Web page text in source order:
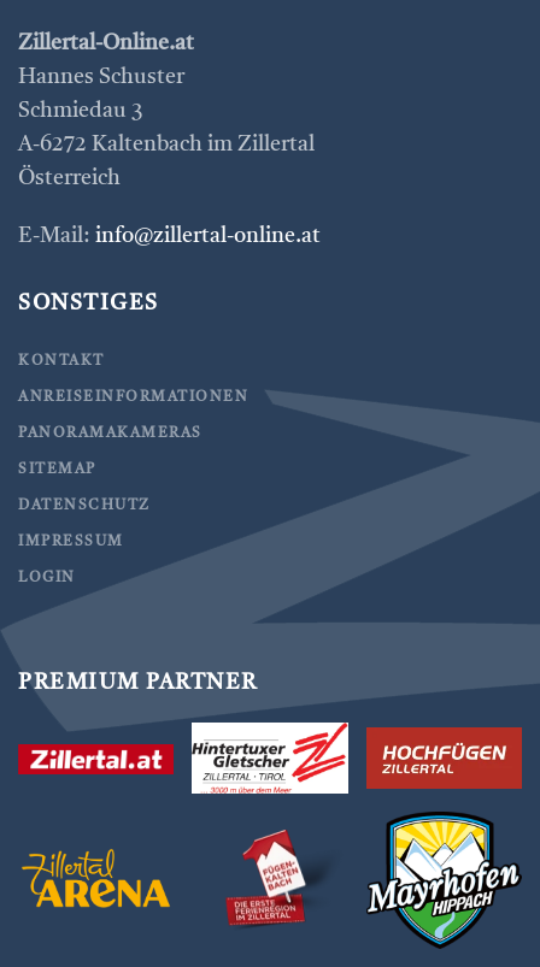
Zillertal-Online.at
Hannes Schuster
Schmiedau 3
A-6272 Kaltenbach im Zillertal
Österreich
E-Mail: info@zillertal-online.at
SONSTIGES
KONTAKT
ANREISEINFORMATIONEN
PANORAMAKAMERAS
SITEMAP
DATENSCHUTZ
IMPRESSUM
LOGIN
PREMIUM PARTNER